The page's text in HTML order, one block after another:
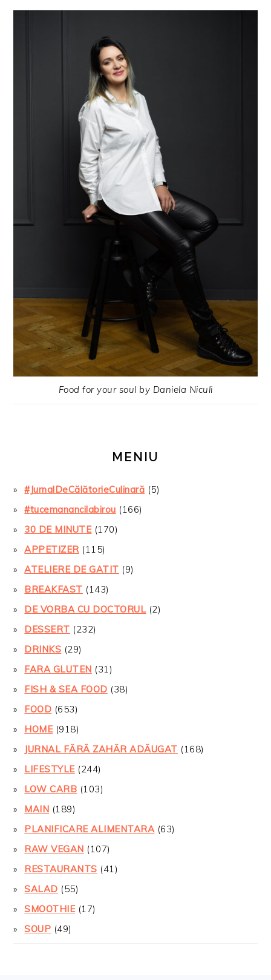
Food for your soul by Daniela Niculi
MENIU
#JurnalDeCălătorieCulinară (5)
#tucemanancilabirou (166)
30 DE MINUTE(170)
APPETIZER(115)
ATELIERE DE GATIT (9)
BREAKFAST (143)
DE VORBA CU DOCTORUL (2)
DESSERT (232)
DRINKS (29)
FARA GLUTEN (31)
FISH & SEA FOOD (38)
FOOD (653)
HOME(918)
JURNAL FĂRĂ ZAHĂR ADĂUGAT (168)
LIFESTYLE(244)
LOW CARB (103)
MAIN (189)
PLANIFICARE ALIMENTARA(63)
RAW VEGAN (107)
RESTAURANTS (41)
SALAD (55)
SMOOTHIE(17)
SOUP (49)